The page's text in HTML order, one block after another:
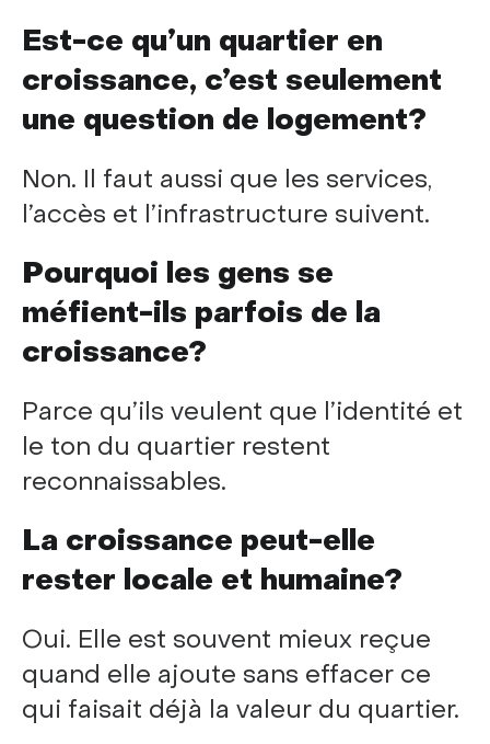
Est-ce qu’un quartier en
croissance, c’est seulement
une question de logement?
Non. Il faut aussi que les services,
l’accès et l’infrastructure suivent.
Pourquoi les gens se
méfient-ils parfois de la
croissance?
Parce qu’ils veulent que l’identité et
le ton du quartier restent
reconnaissables.
La croissance peut-elle
rester locale et humaine?
Oui. Elle est souvent mieux reçue
quand elle ajoute sans effacer ce
qui faisait déjà la valeur du quartier.